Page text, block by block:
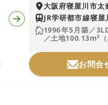
大阪府寝屋川市太
JR学研都市線寝
1996年5月築／
／土地100.13m²（
お問合